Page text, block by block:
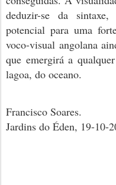
deduzir-se da
potencial para uma
voco-visual angolana
que emergirá a
lagoa, do oceano.
Francisco Soares.
Jardins do Éden, 19-10-